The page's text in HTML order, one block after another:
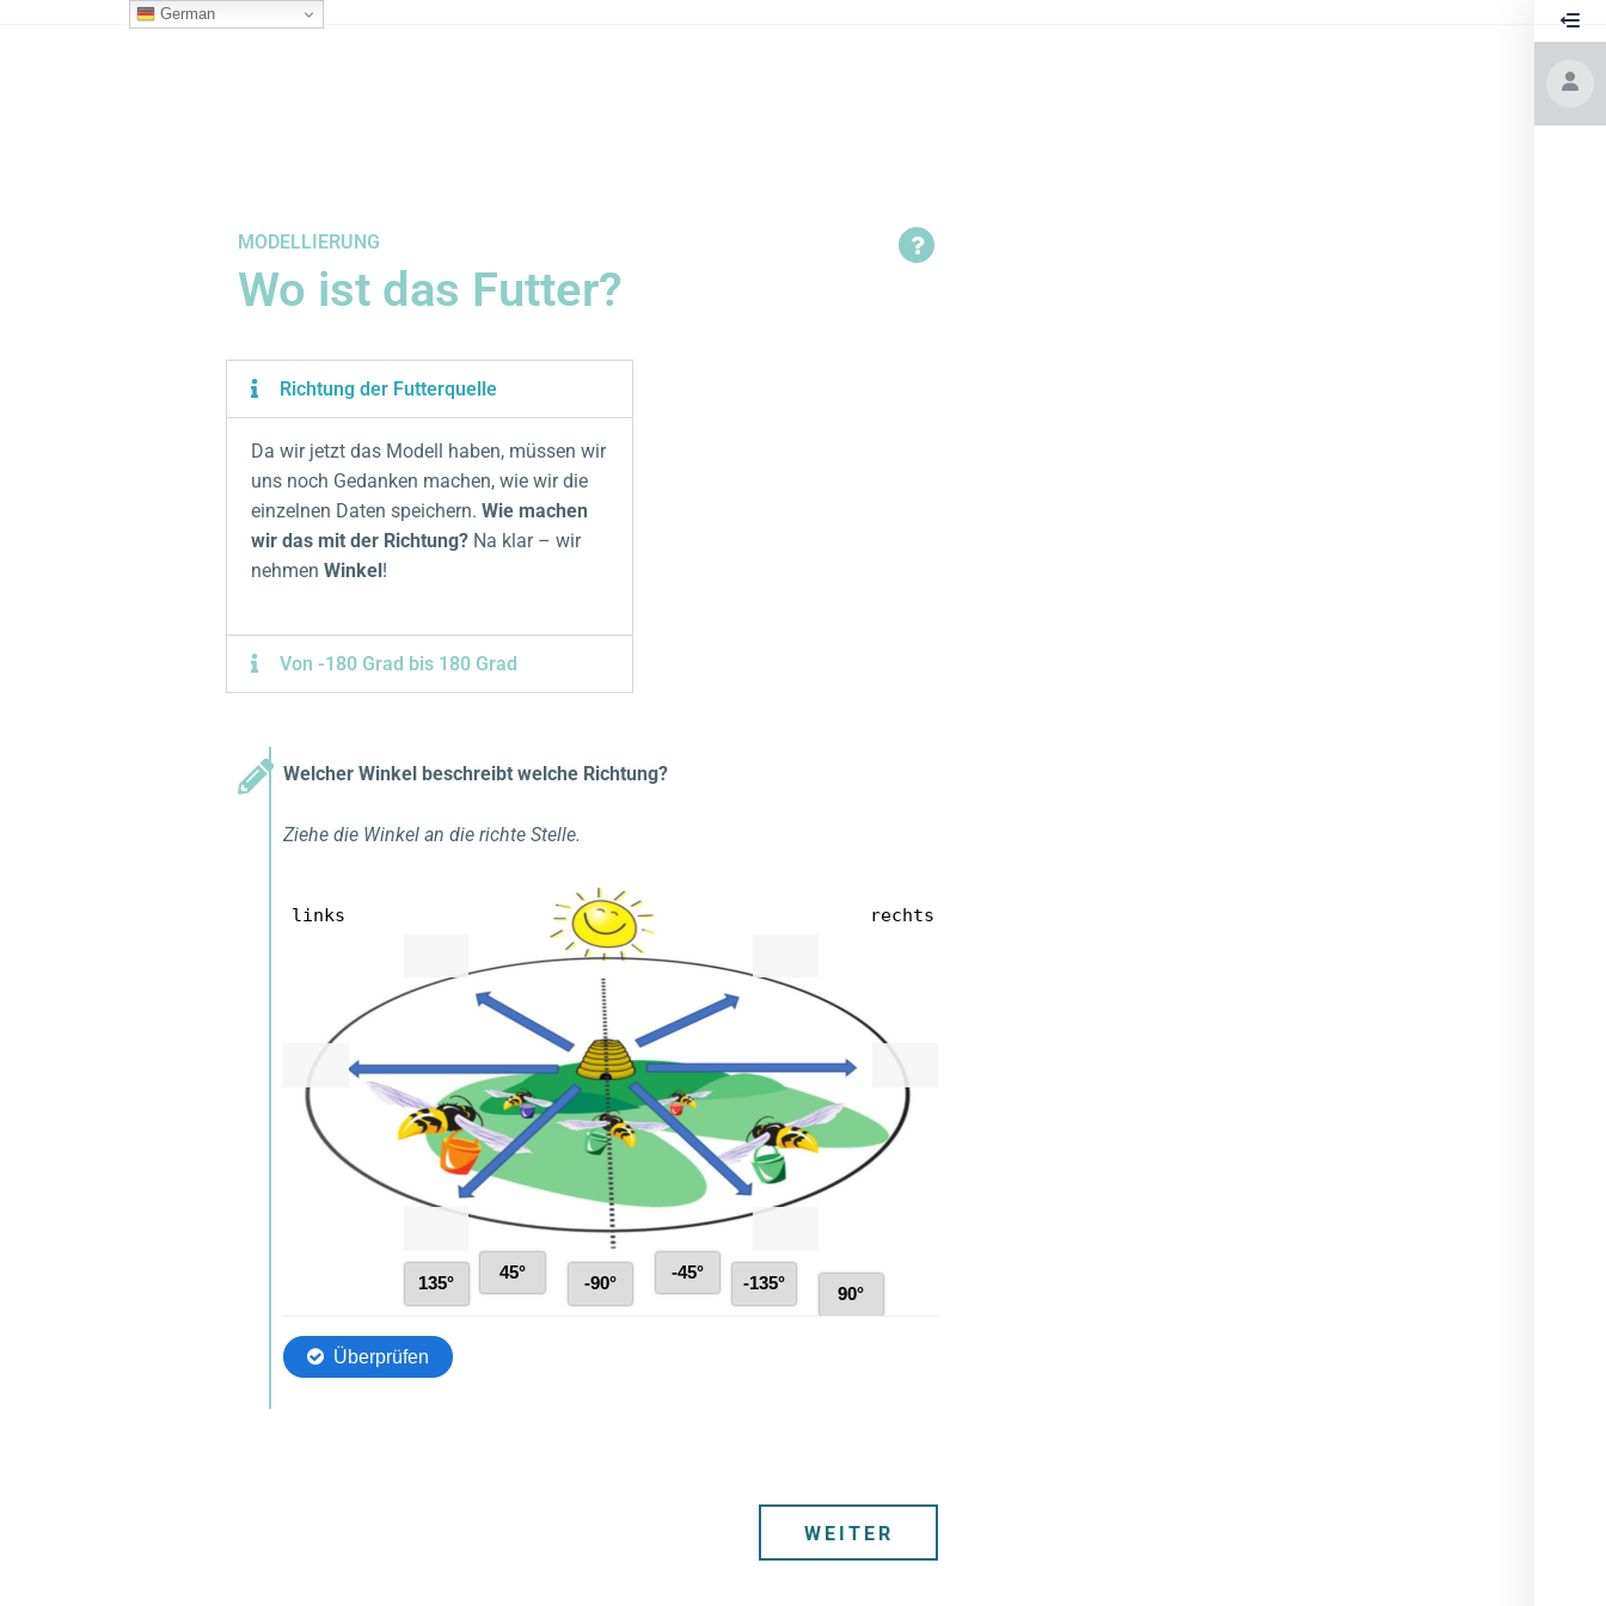
MODELLIERUNG
Wo ist das Futter?
Richtung der Futterquelle
Da wir jetzt das Modell haben, müssen wir
uns noch Gedanken machen, wie wir die
einzelnen Daten speichern. Wie machen
wir das mit der Richtung?Na klar – wir
nehmen Winkel !
Von -180 Grad bis 180 Grad
Welcher Winkel beschreibt welche Richtung?
Ziehe die Winkel an die richte Stelle.
WEITER
German